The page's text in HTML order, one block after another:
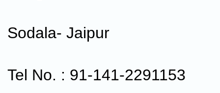
Sodala- Jaipur
Tel No. : 91-141-2291153